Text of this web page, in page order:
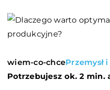
wiem-co-chcePrzemysł
Potrzebujesz ok. 2 min.